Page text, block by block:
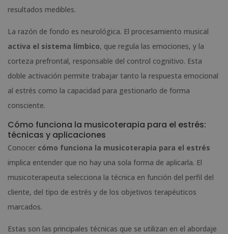
resultados medibles.
La razón de fondo es neurológica. El procesamiento musical
activa el sistema límbico, que regula las emociones, y la
corteza prefrontal, responsable del control cognitivo. Esta
doble activación permite trabajar tanto la respuesta emocional
al estrés como la capacidad para gestionarlo de forma
consciente.
Cómo funciona la musicoterapia para el estrés:
técnicas y aplicaciones
Conocer cómo funciona la musicoterapia para el estrés
implica entender que no hay una sola forma de aplicarla. El
musicoterapeuta selecciona la técnica en función del perfil del
cliente, del tipo de estrés y de los objetivos terapéuticos
marcados.
Estas son las principales técnicas que se utilizan en el abordaje